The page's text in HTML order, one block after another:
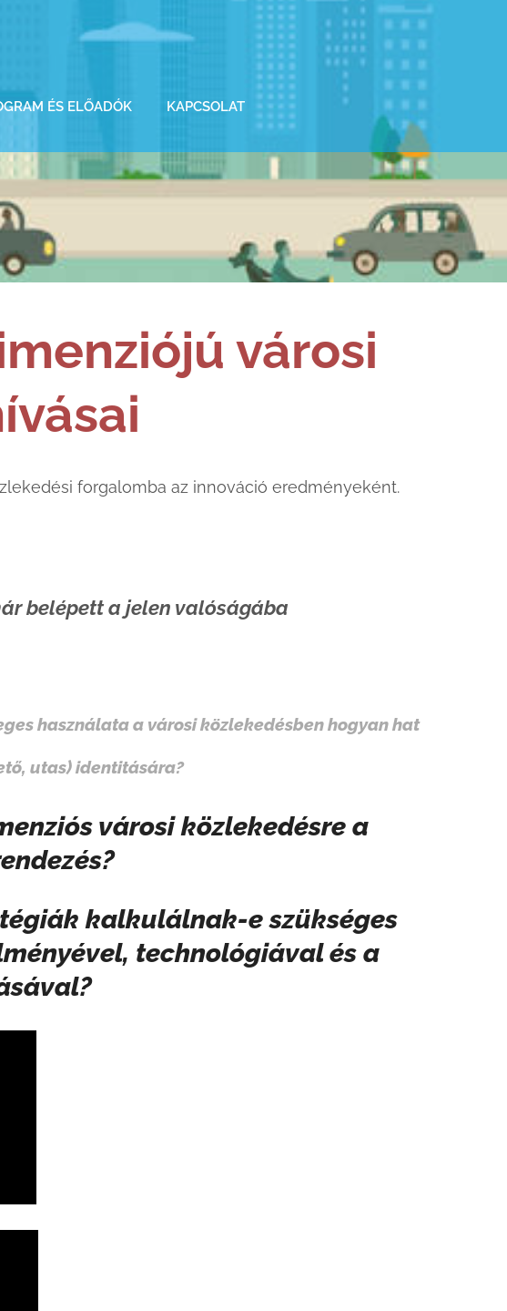
ÉS ELŐADÓK KAPCSOLAT
városi
forgalomba az innováció eredményeként.
belépett a jelen valóságába
használata a városi közlekedésben hogyan hat
utas) identitására?
városi közlekedésre a
kalkulálnak-e szükséges
technológiával és a